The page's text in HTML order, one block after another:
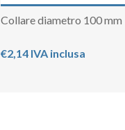
Collare diametro 100 mm
€2,14 IVA inclusa